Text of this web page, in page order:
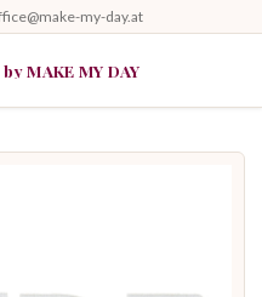
my-day.at
MAKE MY DAY